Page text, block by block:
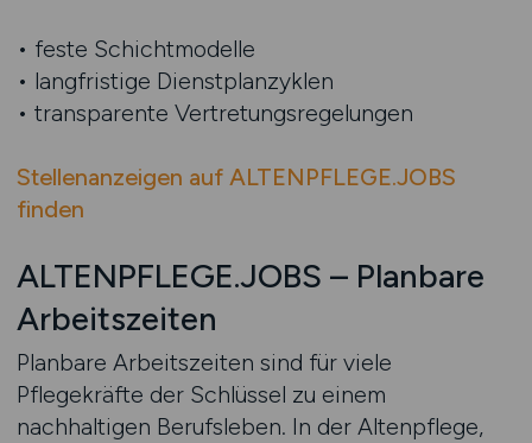
• feste Schichtmodelle
• langfristige Dienstplanzyklen
• transparente Vertretungsregelungen
Stellenanzeigen auf ALTENPFLEGE.JOBS
finden
ALTENPFLEGE.JOBS – Planbare
Arbeitszeiten
Planbare Arbeitszeiten sind für viele
Pflegekräfte der Schlüssel zu einem
nachhaltigen Berufsleben. In der Altenpflege,